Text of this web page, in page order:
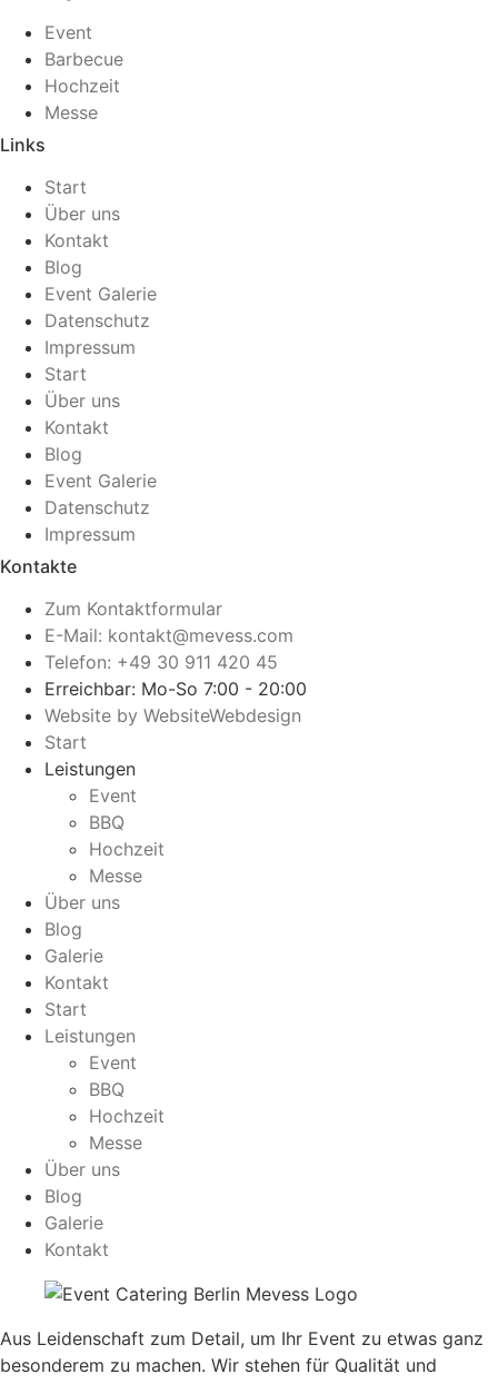
Event
Barbecue
Hochzeit
Messe
Links
Start
Über uns
Kontakt
Blog
Event Galerie
Datenschutz
Impressum
Start
Über uns
Kontakt
Blog
Event Galerie
Datenschutz
Impressum
Kontakte
Zum Kontaktformular
E-Mail: kontakt@mevess.com
Telefon: +49 30 911 420 45
Erreichbar: Mo-So 7:00 - 20:00
Website by WebsiteWebdesign
Start
Leistungen
Event
BBQ
Hochzeit
Messe
Über uns
Blog
Galerie
Kontakt
Start
Leistungen
Event
BBQ
Hochzeit
Messe
Über uns
Blog
Galerie
Kontakt
Aus Leidenschaft zum Detail, um Ihr Event zu etwas ganz
besonderem zu machen. Wir stehen für Qualität und